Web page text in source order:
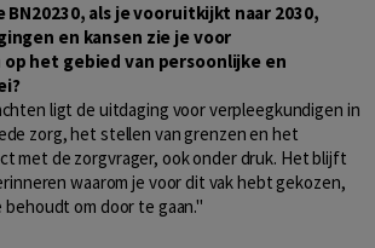
BN20230, als je vooruitkijkt naar 2030,
en kansen zie je voor
het gebied van persoonlijke en
ligt de uitdaging voor verpleegkundigen in
zorg, het stellen van grenzen en het
met de zorgvrager, ook onder druk. Het blijft
waarom je voor dit vak hebt gekozen,
om door te gaan."